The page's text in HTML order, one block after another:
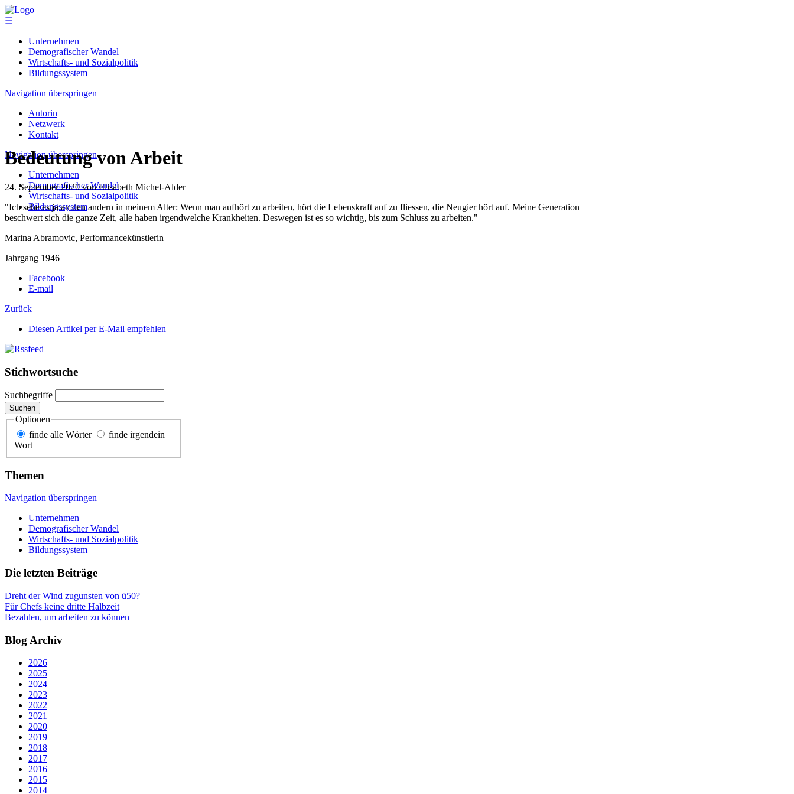
☰
Unternehmen
Demografischer Wandel
Wirtschafts- und Sozialpolitik
Bildungssystem
Navigation überspringen
Autorin
Netzwerk
Kontakt
Navigation überspringen
Unternehmen
Demografischer Wandel
Wirtschafts- und Sozialpolitik
Bildungssystem
Bedeutung von Arbeit
24. September 2020von Elisabeth Michel-Alder
"Ich sehe es ja an den andern in meinem Alter: Wenn man aufhört zu arbeiten, hört die Lebenskraft auf zu fliessen, die Neugier hört auf. Meine Generation
beschwert sich die ganze Zeit, alle haben irgendwelche Krankheiten. Deswegen ist es so wichtig, bis zum Schluss zu arbeiten."
Marina Abramovic, Performancekünstlerin
Jahrgang 1946
Facebook
E-mail
Zurück
Diesen Artikel per E-Mail empfehlen
Stichwortsuche
Suchbegriffe
Suchen
Optionen
finde alle Wörter
finde irgendein
Wort
Themen
Navigation überspringen
Unternehmen
Demografischer Wandel
Wirtschafts- und Sozialpolitik
Bildungssystem
Die letzten Beiträge
Dreht der Wind zugunsten von ü50?
Für Chefs keine dritte Halbzeit
Bezahlen, um arbeiten zu können
Blog Archiv
2026
2025
2024
2023
2022
2021
2020
2019
2018
2017
2016
2015
2014